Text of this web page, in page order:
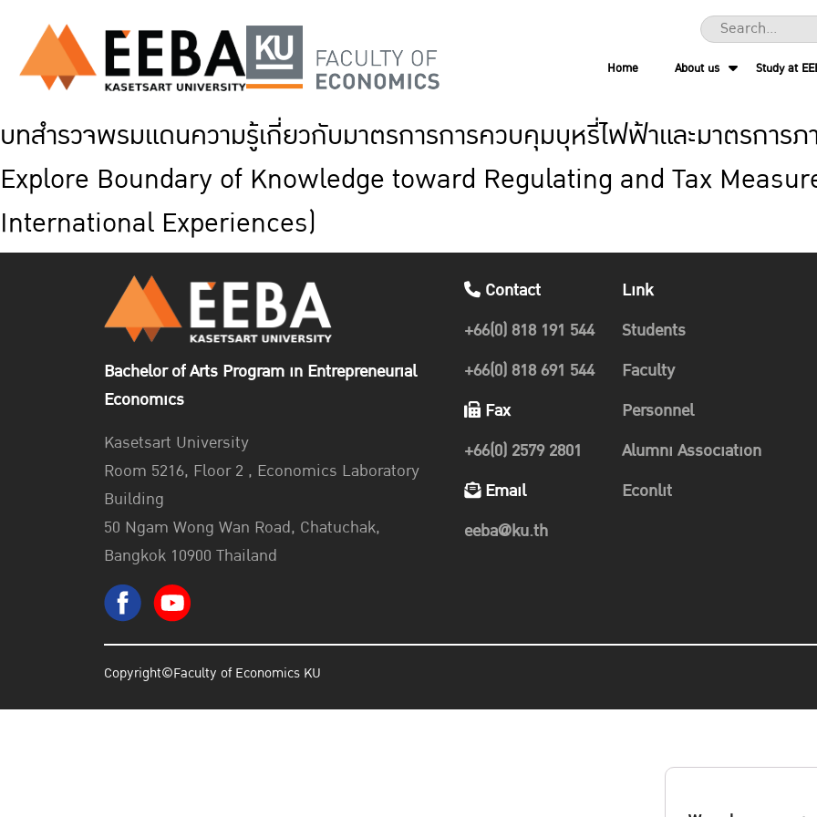
Home About us Study at
บทสำรวจพรมแดนความรู้เกี่ยวกับมาตรการการควบคุมบุหรี่ไฟฟ้าและมาตรการ
Explore Boundary of Knowledge toward Regulating and Tax
International Experiences)
Bachelor of Arts Program in Entrepreneurial
Economics
Kasetsart University
Room 5216, Floor 2 , Economics Laboratory
Building
50 Ngam Wong Wan Road, Chatuchak,
Bangkok 10900 Thailand
Contact
+66(0) 818 191 544
+66(0) 818 691 544
Fax
+66(0) 2579 2801
Email
eeba@ku.th
Link
Students
Faculty
Personnel
Alumni Association
Econlit
Copyright©Faculty of Economics KU